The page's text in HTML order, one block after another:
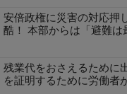
安倍政権に災害の対応押
酷！ 本部からは「避難は
残業代をおさえるために
を証明するために労働者